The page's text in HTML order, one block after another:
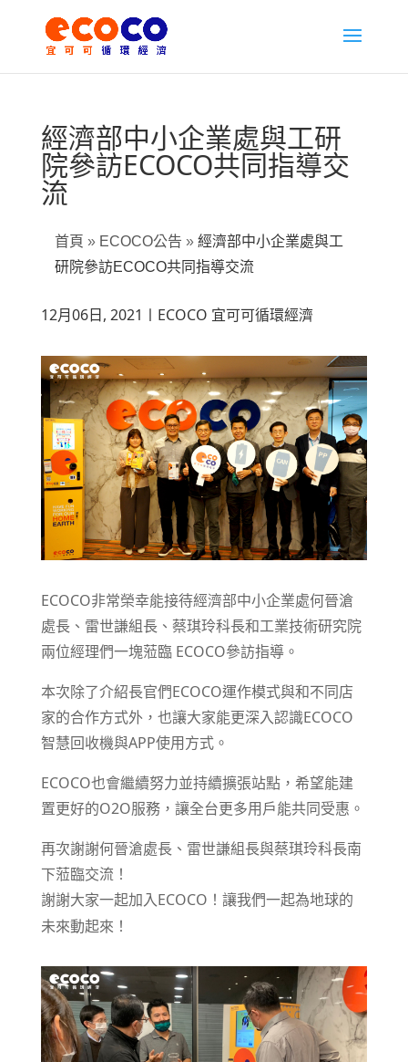
經濟部中小企業處與工研
院參訪ECOCO共同指導交
流
首頁 » ECOCO公告 » 經濟部中小企業處與工
研院參訪ECOCO共同指導交流
12月06日, 2021〡ECOCO 宜可可循環經濟
ECOCO非常榮幸能接待經濟部中小企業處何晉滄
處長、雷世謙組長、蔡琪玲科長和工業技術研究院
兩位經理們一塊蒞臨 ECOCO參訪指導。
本次除了介紹長官們ECOCO運作模式與和不同店
家的合作方式外，也讓大家能更深入認識ECOCO
智慧回收機與APP使用方式。
ECOCO也會繼續努力並持續擴張站點，希望能建
置更好的O2O服務，讓全台更多用戶能共同受惠。
再次謝謝何晉滄處長、雷世謙組長與蔡琪玲科長南
下蒞臨交流！
謝謝大家一起加入ECOCO！讓我們一起為地球的
未來動起來！